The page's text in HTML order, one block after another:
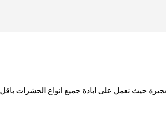
حيث نعمل على ابادة جميع انواع الحشرات باقل